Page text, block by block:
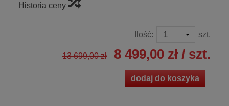
Historia ceny
Ilość: szt.
13 699,00 zł 8 499,00 zł / szt.
dodaj do koszyka